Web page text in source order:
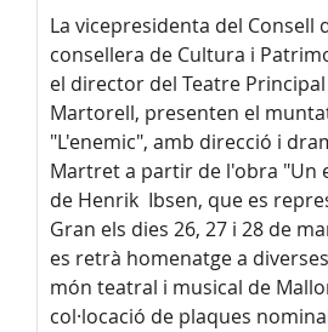
La vicepresidenta del Consell
consellera de Cultura i
el director del Teatre
Martorell, presenten el
"L'enemic", amb direcció i
Martret a partir de l'obra "Un
de Henrik Ibsen, que es
Gran els dies 26, 27 i 28 de
es retrà homenatge a
món teatral i musical de
col·locació de plaques